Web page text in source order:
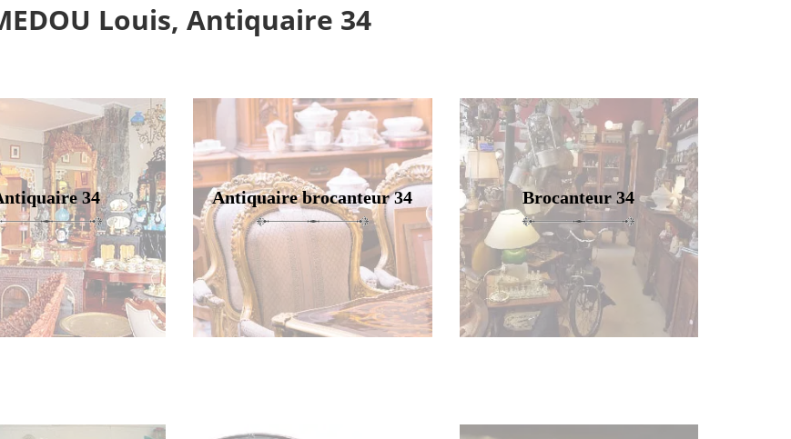
Louis, Antiquaire 34
34 Antiquaire brocanteur 34 Brocanteur 34